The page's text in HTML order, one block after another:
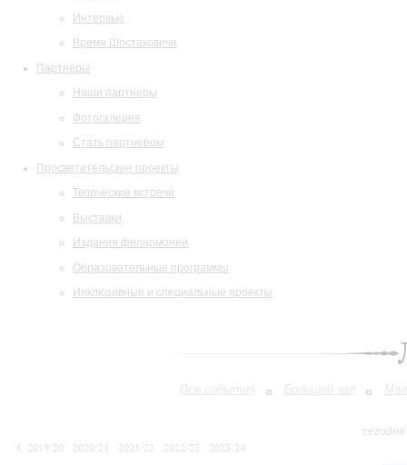
Интервью
Время Шостаковича
Партнеры
Наши партнеры
Фотогалерея
Стать партнером
Просветительские проекты
Творческие встречи
Выставки
Издания филармонии
Образовательные программы
Инклюзивные и специальные проекты
Все события Большой зал
2019/20
2020/21 2021/22 2022/23
2023/24